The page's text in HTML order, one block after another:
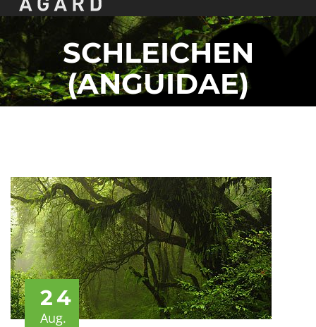
SCHLEICHEN
(ANGUIDAE)
24
Aug.